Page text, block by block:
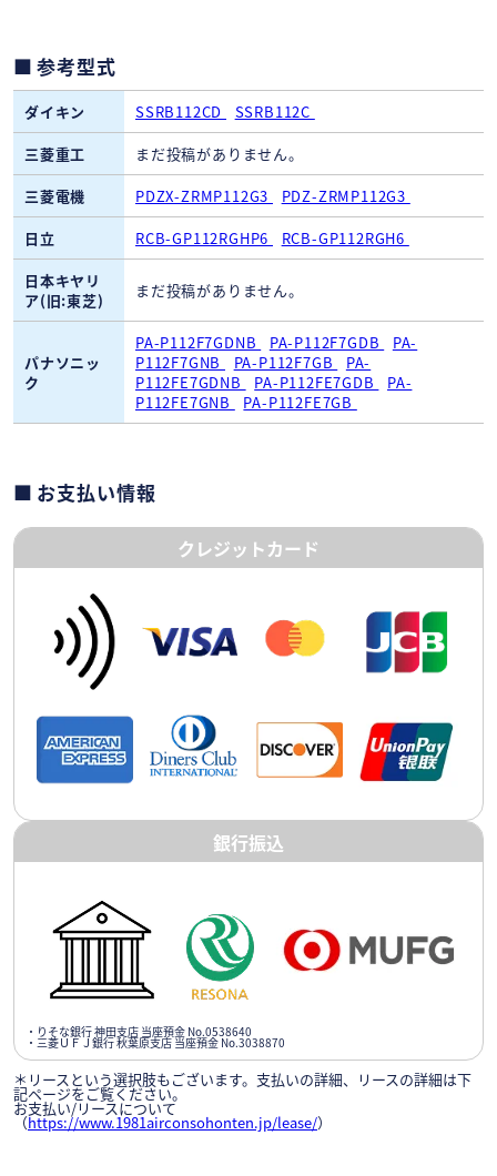
参考型式
ダイキン SSRB112CD
SSRB112C
三菱重工
まだ投稿がありません。
三菱電機
PDZX-ZRMP112G3
PDZ-ZRMP112G3
日立
RCB-GP112RGHP6
RCB-GP112RGH6
日本キヤリ
ア(旧:東芝)
まだ投稿がありません。
パナソニッ
ク
PA-P112F7GDNB PA-P112F7GDB
PA-
P112F7GNB
PA-P112F7GB
PA-
P112FE7GDNB
PA-P112FE7GDB
PA-
P112FE7GNB
PA-P112FE7GB
お支払い情報
クレジットカード
銀行振込
・りそな銀行 神田支店 当座預金 No.0538640
・三菱ＵＦＪ銀行 秋葉原支店 当座預金 No.3038870
＊リースという選択肢もございます。支払いの詳細、リースの詳細は下
記ページをご覧ください。
お支払い/リースについて
（https://www.1981airconsohonten.jp/lease/）